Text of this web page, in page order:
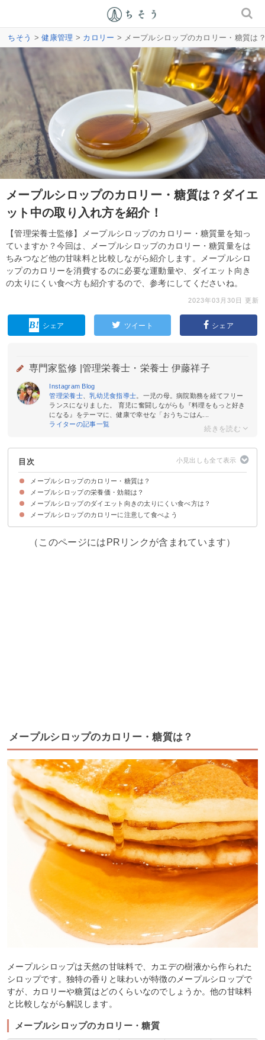
ちそう >健康管理 > カロリー > メープルシロップのカロリー・糖質は
メープルシロップのカロリー・糖質は？ダイエ
ット中の取り入れ方を紹介！
【管理栄養士監修】メープルシロップのカロリー・糖質量を知っ
ていますか？今回は、メープルシロップのカロリー・糖質量をは
ちみつなど他の甘味料と比較しながら紹介します。メープルシロ
ップのカロリーを消費するのに必要な運動量や、ダイエット向き
の太りにくい食べ方も紹介するので、参考にしてくださいね。
2023年03月30日 更新
シェア ツイート シェア
専門家監修 | 管理栄養士・栄養士 伊藤祥子
Instagram Blog
管理栄養士、乳幼児食指導士 。一児の母。病院勤務を経てフリー
ランスになりました。 育児に奮闘しながらも『料理をもっと好き
になる』をテーマに、健康で幸せな「おうちごはん...
ライターの記事一覧
目次
メープルシロップのカロリー・糖質は？
メープルシロップのカロリー・糖質
メープルシロップのカロリー・糖質をはちみつなど甘味料と比較
メープルシロップのカロリー消費に必要な運動量
メープルシロップの栄養価・効能は？
①カリウム
②カルシウム
③マグネシウム
④亜鉛
⑤ポリフェノール
⑥ビタミンB1.B2
⑦ナイアシン
メープルシロップのダイエット向きの太りにくい食べ方は？
①夜に食べない
②夕食に気を付ける
③食べ過ぎない
メープルシロップのカロリーに注意して食べよう
（このページにはPRリンクが含まれています）
メープルシロップのカロリー・糖質は？
メープルシロップは天然の甘味料で、カエデの樹液から作られた
シロップです。独特の香りと味わいが特徴のメープルシロップで
すが、カロリーや糖質はどのくらいなのでしょうか。他の甘味料
と比較しながら解説します。
メープルシロップのカロリー・糖質